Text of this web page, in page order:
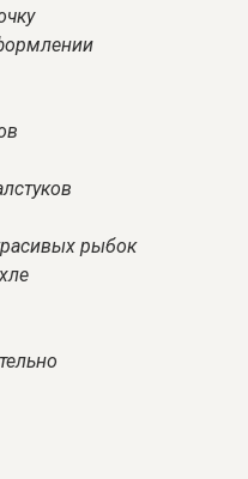
рыбок